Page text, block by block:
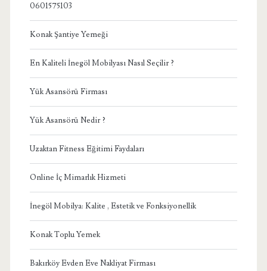
0601575103
Konak Şantiye Yemeği
En Kaliteli İnegöl Mobilyası Nasıl Seçilir ?
Yük Asansörü Firması
Yük Asansörü Nedir ?
Uzaktan Fitness Eğitimi Faydaları
Online İç Mimarlık Hizmeti
İnegöl Mobilya: Kalite , Estetik ve Fonksiyonellik
Konak Toplu Yemek
Bakırköy Evden Eve Nakliyat Firması